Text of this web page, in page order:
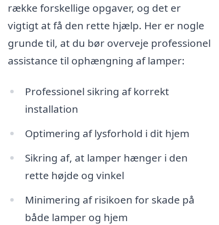
række forskellige opgaver, og det er
vigtigt at få den rette hjælp. Her er nogle
grunde til, at du bør overveje professionel
assistance til ophængning af lamper:
Professionel sikring af korrekt
installation
Optimering af lysforhold i dit hjem
Sikring af, at lamper hænger i den
rette højde og vinkel
Minimering af risikoen for skade på
både lamper og hjem